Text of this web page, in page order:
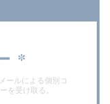
*
ールによる個別コ
を受け取る。